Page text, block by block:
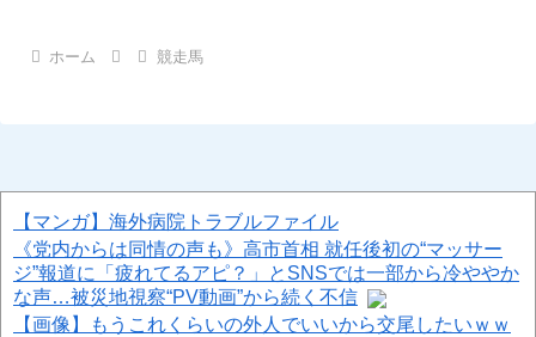
ホーム 競走馬
【マンガ】海外病院トラブルファイル
《党内からは同情の声も》高市首相 就任後初の“マッサー
ジ”報道に「疲れてるアピ？」とSNSでは一部から冷ややか
な声…被災地視察“PV動画”から続く不信
【画像】もうこれくらいの外人でいいから交尾したいｗｗ